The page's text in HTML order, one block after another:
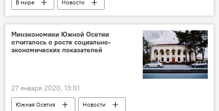
В мире Новости
Минэкономики Южной Осетии
отчиталось о росте социально-
экономических показателей
27 января 2020, 13:01
Южная Осетия
Новости